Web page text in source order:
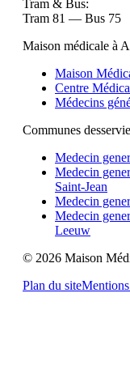
Tram & Bus:
Tram 81 — Bus 75
Maison médicale à
Maison
Centre
Médecins
Communes
Medecin
Medecin
Saint-Jean
Medecin
Medecin
Leeuw
© 2026 Maison
Plan du site